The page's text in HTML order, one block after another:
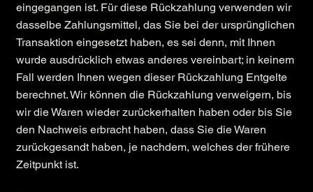
eingegangen ist. Für diese Rückzahlung verwenden wir
dasselbe Zahlungsmittel, das Sie bei der ursprünglichen
Transaktion eingesetzt haben, es sei denn, mit Ihnen
wurde ausdrücklich etwas anderes vereinbart; in keinem
Fall werden Ihnen wegen dieser Rückzahlung Entgelte
berechnet. Wir können die Rückzahlung verweigern, bis
wir die Waren wieder zurückerhalten haben oder bis Sie
den Nachweis erbracht haben, dass Sie die Waren
zurückgesandt haben, je nachdem, welches der frühere
Zeitpunkt ist.